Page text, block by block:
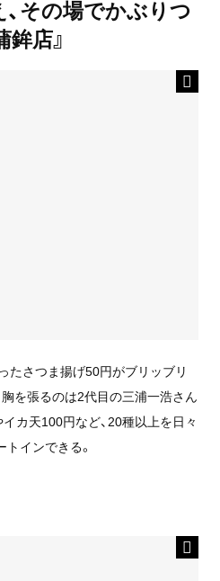
その場でかぶりつ
鉾店』
たさつま揚げ50円がブリッブリ
胸を張るのは2代目の三浦一浩さん
カ天100円など、20種以上を日々
インできる。